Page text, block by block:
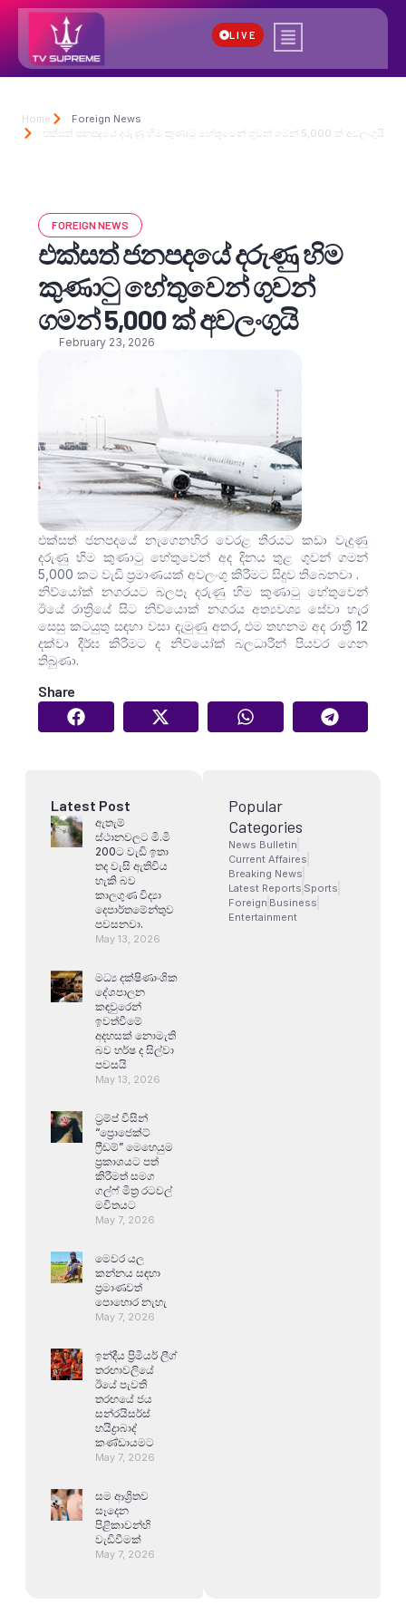
LIVE
Home
Foreign News
එක්සත් ජනපදයේ දරුණු හිම කුණාටු හේතුවෙන් ගුවන් ගමන් 5,000 ක් අවලංගුයි
FOREIGN NEWS
එක්සත් ජනපදයේ දරුණු හිම
කුණාටු හේතුවෙන් ගුවන්
ගමන් 5,000 ක් අවලංගුයි
February 23, 2026
එක්සත් ජනපදයේ නැගෙනහිර වෙරළ තීරයට කඩා වැදුණු
දරුණු හිම කුණාටු හේතුවෙන් අද දිනය තුළ ගුවන් ගමන්
5,000 කට වැඩි ප්‍රමාණයක් අවලංගු කිරීමට සිදුව තිබෙනවා .
නිව්යෝක් නගරයට බලපෑ දරුණු හිම කුණාටු හේතුවෙන්
ඊයේ රාත්‍රියේ සිට නිව්යොක් නගරය අත්‍යවශ්‍ය සේවා හැර
සෙසු කටයුතු සඳහා වසා දැමුණු අතර, එම තහනම අද රාත්‍රී 12
දක්වා දීර්ඝ කිරීමට ද නිව්යෝක් බලධාරීන් පියවර ගෙන
තිබුණා.
Share
Latest Post
ඇතැම්
ස්ථානවලට මි.මි
200ට වැඩි ඉතා
තද වැසි ඇතිවිය
හැකි බව
කාලගුණ විද්‍යා
දෙපාර්තමේන්තුව
පවසනවා.
May 13, 2026
මධ්‍ය දක්ෂිණාංශික
දේශපාලන
කඳවුරෙන්
ඉවත්වීමේ
අදහසක් නොමැති
බව හර්ෂ ද සිල්වා
පවසයි
May 13, 2026
ට්‍රම්ප් විසින්
“ප්‍රොජෙක්ට්
ෆ්‍රීඩම්” මෙහෙයුම
ප්‍රකාශයට පත්
කිරීමත් සමග
ගල්ෆ් මිත්‍ර රටවල්
මවිතයට
May 7, 2026
මෙවර යල
කන්නය සඳහා
ප්‍රමාණවත්
පොහොර නැහැ
May 7, 2026
ඉන්දීය ප්‍රිමියර් ලීග්
තරඟාවලියේ
ඊයේ පැවති
තරඟයේ ජය
සන්රයිසර්ස්
හයිද්‍රාබාද්
කණ්ඩායමට
May 7, 2026
සම ආශ්‍රිතව
සෑදෙන
පිළිකාවන්හි
වැඩිවීමක්
May 7, 2026
Popular
Categories
News Bulletin
Current Affaires
Breaking News
Latest Reports Sports
Foreign Business
Entertainment